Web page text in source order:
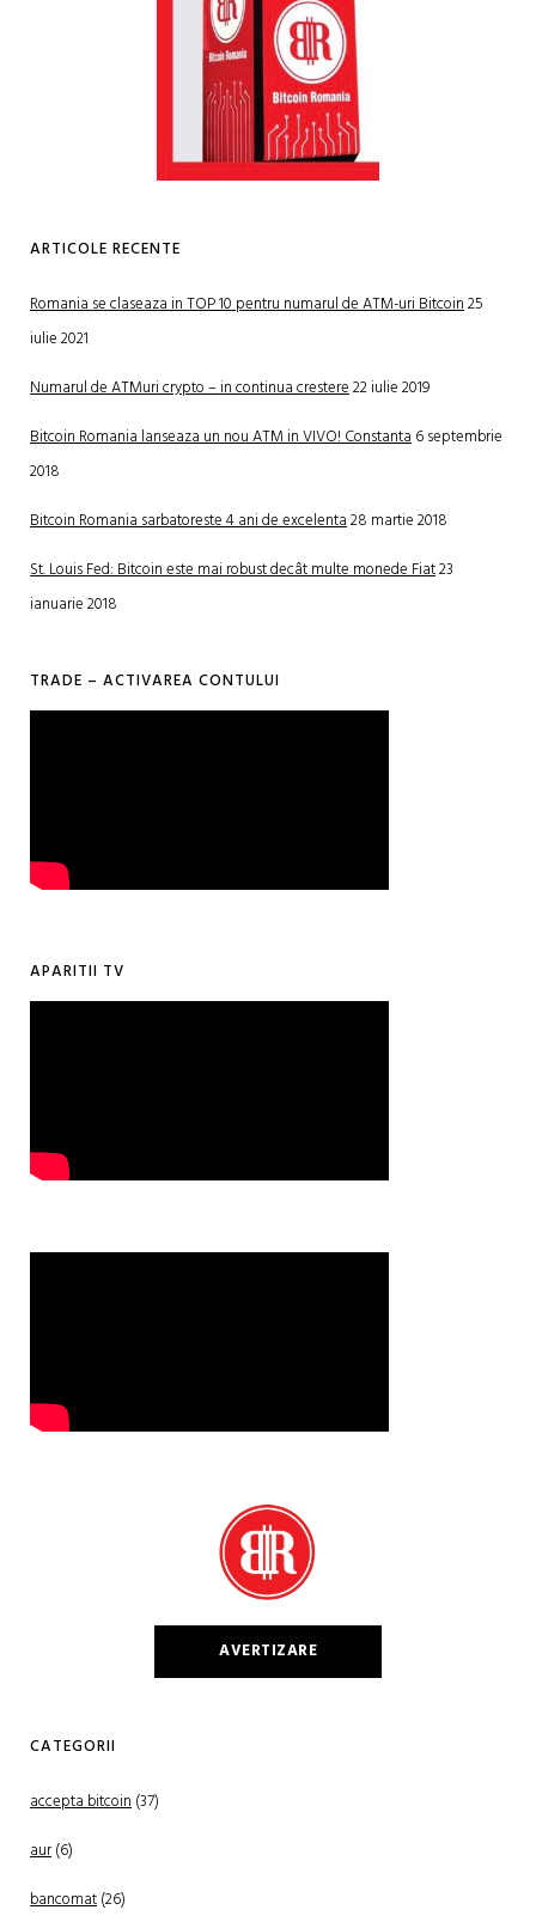
ARTICOLE RECENTE
Romania se claseaza in TOP 10 pentru numarul de ATM-uri Bitcoin25
iulie 2021
Numarul de ATMuri crypto – in continua crestere22 iulie 2019
Bitcoin Romania lanseaza un nou ATM in VIVO! Constanta6 septembrie
2018
Bitcoin Romania sarbatoreste 4 ani de excelenta28 martie 2018
St. Louis Fed: Bitcoin este mai robust decât multe monede Fiat23
ianuarie 2018
TRADE – ACTIVAREA CONTULUI
APARITII TV
AVERTIZARE
CATEGORII
accepta bitcoin(37)
aur(6)
bancomat(26)